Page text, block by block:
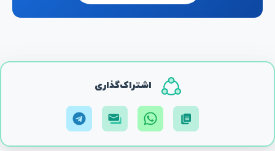
اشتراک‌گذاری